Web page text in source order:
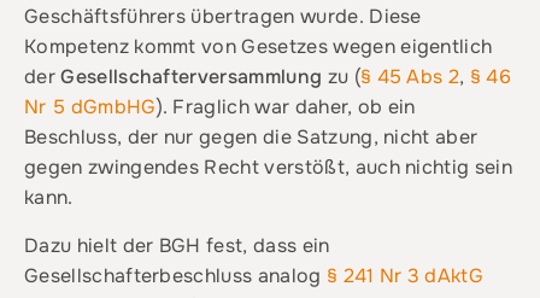
Geschäftsführers übertragen wurde. Diese
Kompetenz kommt von Gesetzes wegen eigentlich
derGesellschafterversammlung zu (§ 45 Abs 2, § 46
Nr 5 dGmbHG). Fraglich war daher, ob ein
Beschluss, der nur gegen die Satzung, nicht aber
gegen zwingendes Recht verstößt, auch nichtig sein
kann.
Dazu hielt der BGH fest, dass ein
Gesellschafterbeschluss analog § 241 Nr 3 dAktG